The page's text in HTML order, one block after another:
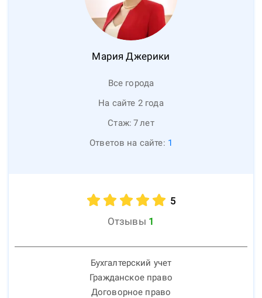
Мария Джерики
Все города
На сайте 2 года
Стаж: 7лет
Ответов на сайте: 1
5
Отзывы 1
Бухгалтерский учет
Гражданское право
Договорное право